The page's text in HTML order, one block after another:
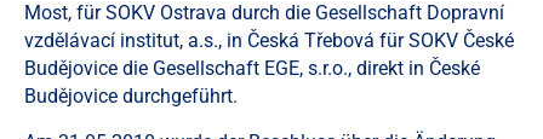
Most, für SOKV Ostrava durch die Gesellschaft Dopravní
vzdělávací institut, a.s., in Česká Třebová für SOKV České
Budějovice die Gesellschaft EGE, s.r.o., direkt in České
Budějovice durchgeführt.